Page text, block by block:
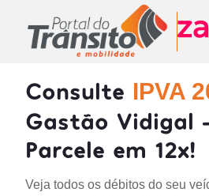
Consulte IPVA
Gastão Vidigal
Parcele em 12x!
Veja todos os débitos do seu